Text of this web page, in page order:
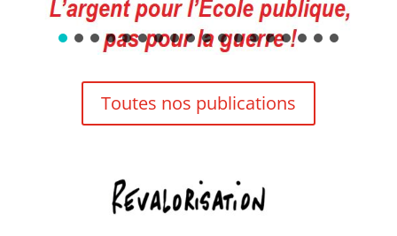
Toutes nos publications